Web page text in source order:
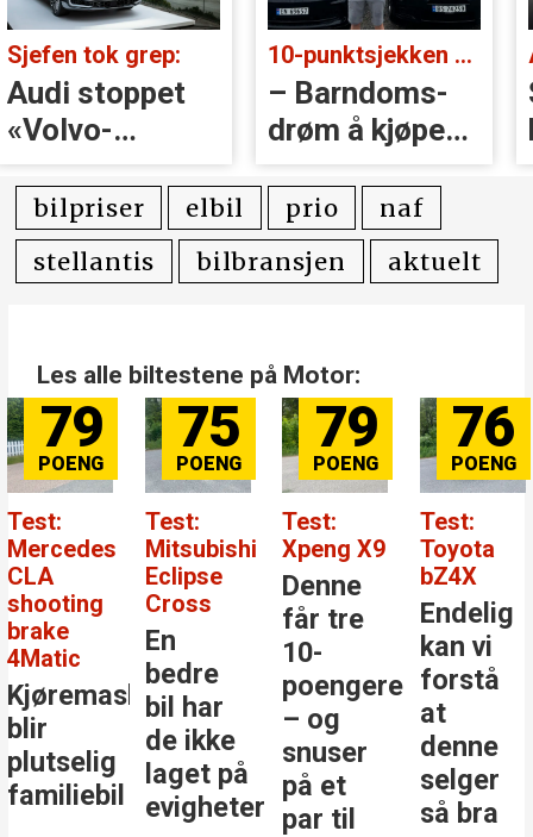
Sjefen tok grep:
Audi stoppet
«Volvo-
håndtak» rett
før lansering
10-punktsjekken med Christian Paasche:
– Barndoms­
drøm å kjøpe
BMW
bilpriser elbil prio
naf
stellantis
bilbransjen aktuelt
Les alle biltestene på Motor:
79
Test:
Mercedes
CLA
shooting
brake
4Matic
Kjøremaskinen
blir
plutselig
familiebil
75
Test:
Mitsubishi
Eclipse
Cross
En
bedre
bil har
de ikke
laget på
evigheter
79
Test:
Xpeng X9
Denne
får tre
10-
poengere
– og
snuser
på et
par til
76
Test:
Toyota
bZ4X
Endelig
kan vi
forstå
at
denne
selger
så bra